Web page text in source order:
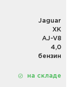
Jaguar
XK
AJ-V8
4,0
бензин
на складе